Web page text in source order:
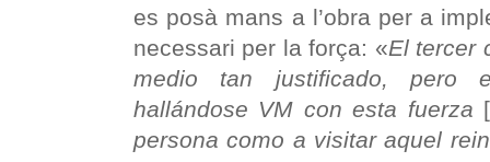
es posà mans a l’obra per a
necessari per la força: «El tercer
medio tan justificado, pero
hallándose VM con esta fuerza
persona como a visitar aquel